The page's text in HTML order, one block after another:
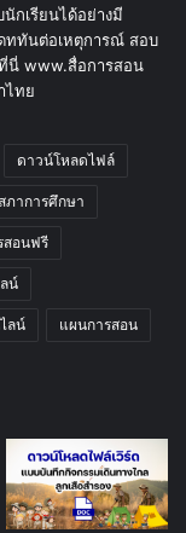
กเรียนได้อย่างมี
ททันต่อเหตุการณ์ สอบ
นี่ www.สื่อการสอน
ไทย
ดาวน์โหลดไฟล์
สภาการศึกษา
สอนฟรี
น์
ลน์ แผนการสอน